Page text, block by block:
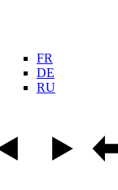
FR
DE
RU